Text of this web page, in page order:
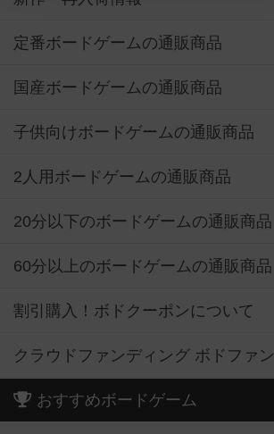
定番ボードゲームの通販商品
国産ボードゲームの通販商品
子供向けボードゲームの通販商品
2人用ボードゲームの通販商品
20分以下のボードゲームの通販商品
60分以上のボードゲームの通販商品
割引購入！ボドクーポンについて
クラウドファンディング ボドファン
おすすめボードゲーム